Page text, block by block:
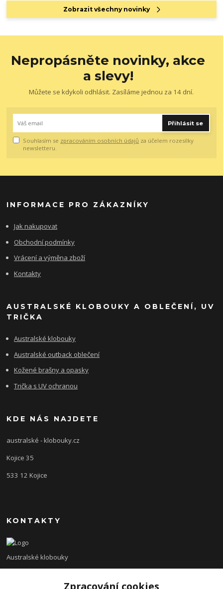
Zobrazit všechny novinky
Nepropásněte novinky, akce
a slevy!
Můžete se kdykoli odhlásit. Zasíláme jednou za 14 dní.
Přihlásit se
Souhlasím se zpracováním osobních údajů za účelem rozesílky
newsletteru.
INFORMACE PRO ZÁKAZNÍKY
Jak nakupovat
Obchodní podmínky
Vrácení a výměna zboží
Kontakty
AUSTRALSKÉ KLOBOUKY A OBLEČENÍ, UV
TRIČKA
Australské klobouky
Australské outback oblečení
Kožené brašny a opasky
Trička s UV ochranou
KDE NÁS NAJDETE
australské - klobouky.cz
Kojice 35
533 12 Kojice
KONTAKTY
Australské klobouky
+420 775 138 620Zpracování cookies